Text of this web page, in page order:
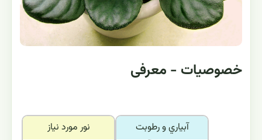
خصوصیات - معرفی
نور مورد نياز آبياري و رطوبت